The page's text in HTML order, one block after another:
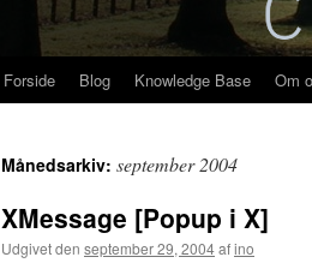
Forside Blog Knowledge Base Om
Månedsarkiv: september 2004
XMessage [Popup i X]
Udgivet den september 29, 2004afino